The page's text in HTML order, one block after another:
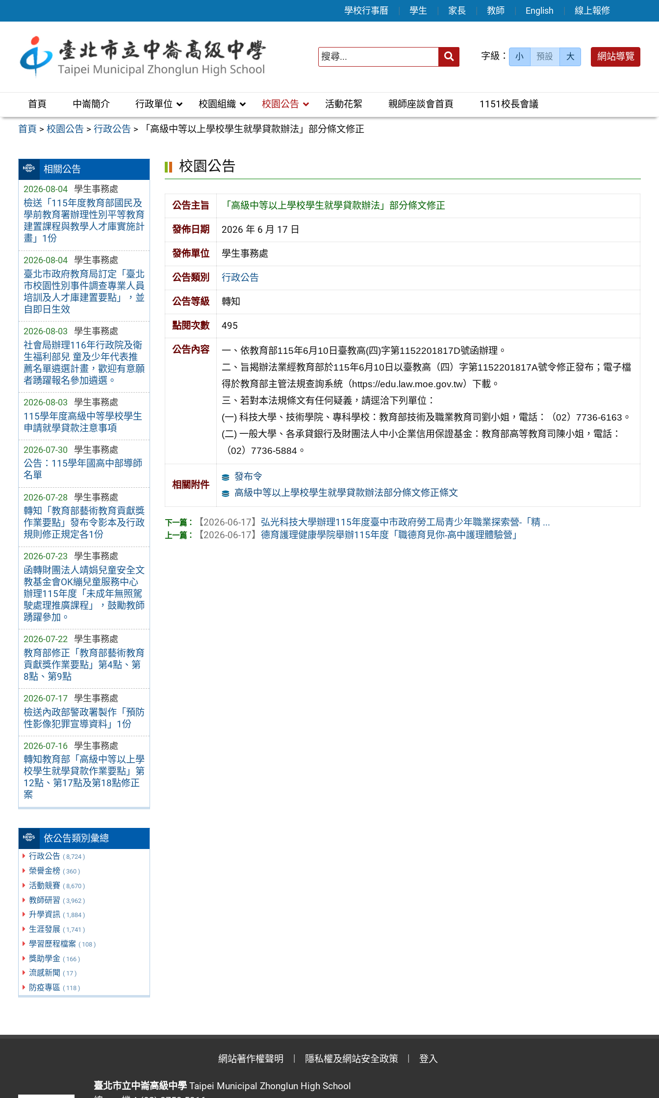
至
區
學校行事曆 學生 家長 教師 English 線上報修
送出 字級： 小 預設 大 網站導覽
首頁 中崙簡介 行政單位 校園組織 校園公告 活動花絮 親師座談會首頁 1151校長會議
首頁 >校園公告 >行政公告 > 「高級中等以上學校學生就學貸款辦法」部分條文修正
相關公告
2026-08-04 學生事務處
檢送「115年度教育部國民及
學前教育署辦理性別平等教育
建置課程與教學人才庫實施計
畫」1份
2026-08-04 學生事務處
臺北市政府教育局訂定「臺北
市校園性別事件調查專業人員
培訓及人才庫建置要點」，並
自即日生效
2026-08-03 學生事務處
社會局辦理116年行政院及衛
生福利部兒 童及少年代表推
薦名單遴選計畫，歡迎有意願
者踴躍報名參加遴選。
2026-08-03 學生事務處
115學年度高級中等學校學生
申請就學貸款注意事項
2026-07-30 學生事務處
公告：115學年國高中部導師
名單
2026-07-28 學生事務處
轉知「教育部藝術教育貢獻獎
作業要點」發布令影本及行政
規則修正規定各1份
2026-07-23 學生事務處
函轉財團法人靖娟兒童安全文
教基金會OK繃兒童服務中心
辦理115年度「未成年無照駕
駛處理推廣課程」，鼓勵教師
踴躍參加。
2026-07-22 學生事務處
教育部修正「教育部藝術教育
貢獻獎作業要點」第4點、第
8點、第9點
2026-07-17 學生事務處
檢送內政部警政署製作「預防
性影像犯罪宣導資料」1份
2026-07-16 學生事務處
轉知教育部「高級中等以上學
校學生就學貸款作業要點」第
12點、第17點及第18點修正
案
依公告類別彙總
行政公告 ( 8,724 )
榮譽金榜 ( 360 )
活動競賽 ( 8,670 )
教師研習 ( 3,962 )
升學資訊 ( 1,884 )
生涯發展 ( 1,741 )
學習歷程檔案 ( 108 )
獎助學金 ( 166 )
流感新聞 ( 17 )
防疫專區 ( 118 )
校園公告
公告主旨 「高級中等以上學校學生就學貸款辦法」部分條文修正
發佈日期 2026 年 6 月 17 日
發佈單位 學生事務處
公告類別 行政公告
公告等級 轉知
點閱次數 495
公告內容
一、依教育部115年6月10日臺教高(四)字第1152201817D號函辦理。
二、旨揭辦法業經教育部於115年6月10日以臺教高（四）字第1152201817A號令修正發布；電子檔
得於教育部主管法規查詢系統（https://edu.law.moe.gov.tw）下載。
三、若對本法規條文有任何疑義，請逕洽下列單位：
(一) 科技大學、技術學院、專科學校：教育部技術及職業教育司劉小姐，電話：（02）7736-6163。
(二) 一般大學、各承貸銀行及財團法人中小企業信用保證基金：教育部高等教育司陳小姐，電話：
（02）7736-5884。
相關附件
發布令
高級中等以上學校學生就學貸款辦法部分條文修正條文
【2026-06-17】 弘光科技大學辦理115年度臺中市政府勞工局青少年職業探索營-「精 ...
【2026-06-17】德育護理健康學院舉辦115年度「職德育見你-高中護理體驗營」
網站著作權聲明 隱私權及網站安全政策 登入
臺北市立中崙高級中學Taipei Municipal Zhonglun High School